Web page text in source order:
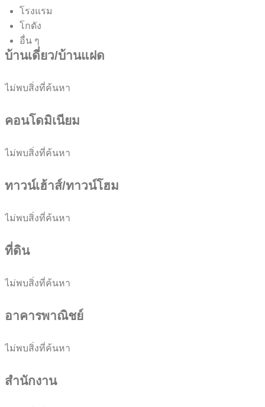
โรงแรม
โกดัง
อื่น ๆ
บ้านเดี่ยว/บ้านแฝด
ไม่พบสิ่งที่ค้นหา
คอนโดมิเนียม
ไม่พบสิ่งที่ค้นหา
ทาวน์เฮ้าส์/ทาวน์โฮม
ไม่พบสิ่งที่ค้นหา
ที่ดิน
ไม่พบสิ่งที่ค้นหา
อาคารพาณิชย์
ไม่พบสิ่งที่ค้นหา
สำนักงาน